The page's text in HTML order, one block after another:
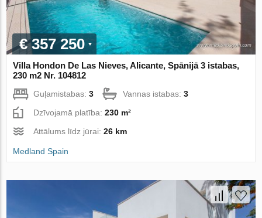
€ 357 250
Villa Hondon De Las Nieves, Alicante, Spānijā 3 istabas,
230 m2 Nr. 104812
Guļamistabas:3 Vannas istabas:3
Dzīvojamā platība:230 m²
Attālums līdz jūrai:26 km
Medland Spain